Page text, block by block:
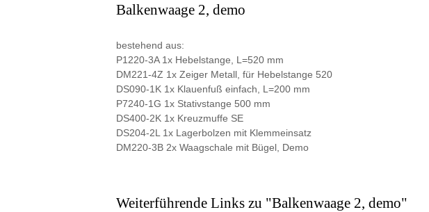
Balkenwaage 2, demo
bestehend aus:
P1220-3A 1x Hebelstange, L=520 mm
DM221-4Z 1x Zeiger Metall, für Hebelstange 520
DS090-1K 1x Klauenfuß einfach, L=200 mm
P7240-1G 1x Stativstange 500 mm
DS400-2K 1x Kreuzmuffe SE
DS204-2L 1x Lagerbolzen mit Klemmeinsatz
DM220-3B 2x Waagschale mit Bügel, Demo
Weiterführende Links zu "Balkenwaage 2, demo"